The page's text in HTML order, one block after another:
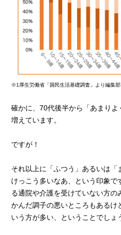
※1厚生労働省「国民生活基礎調査」より編集部
確かに、70代後半から「あまり
増えています。
ですが！
それ以上に「ふつう」あるいは
けっこう多いなあ、という印象で
る通院や介護を受けていない方
かんだ調子の悪いところもあるけ
いう方が多い、ということでしょ